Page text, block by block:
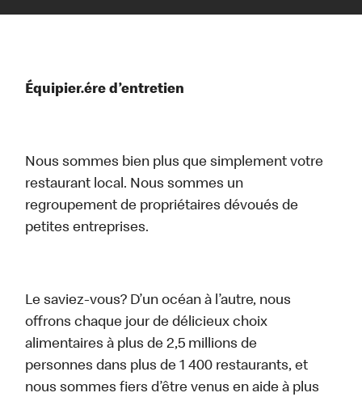
Équipier.ére d’entretien
Nous sommes bien plus que simplement votre
restaurant local. Nous sommes un
regroupement de propriétaires dévoués de
petites entreprises.
Le saviez-vous? D’un océan à l’autre, nous
offrons chaque jour de délicieux choix
alimentaires à plus de 2,5 millions de
personnes dans plus de 1 400 restaurants, et
nous sommes fiers d’être venus en aide à plus